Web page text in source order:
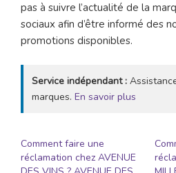
pas à suivre l’actualité de la
sociaux afin d’être informé des
promotions disponibles.
Service indépendant :
marques. En savoir plus
Comment faire une
réclamation chez AVENUE